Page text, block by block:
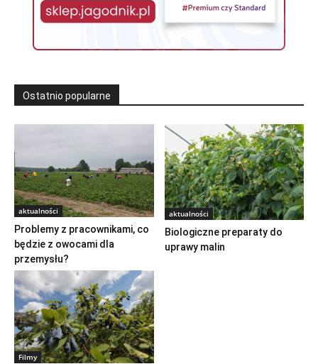
Ostatnio popularne
aktualności
Problemy z pracownikami, co
będzie z owocami dla
przemysłu?
aktualności
Biologiczne preparaty do
uprawy malin
Filmy